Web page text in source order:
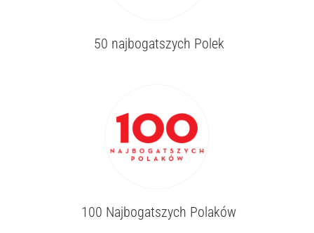
50 najbogatszych Polek
100 Najbogatszych Polaków